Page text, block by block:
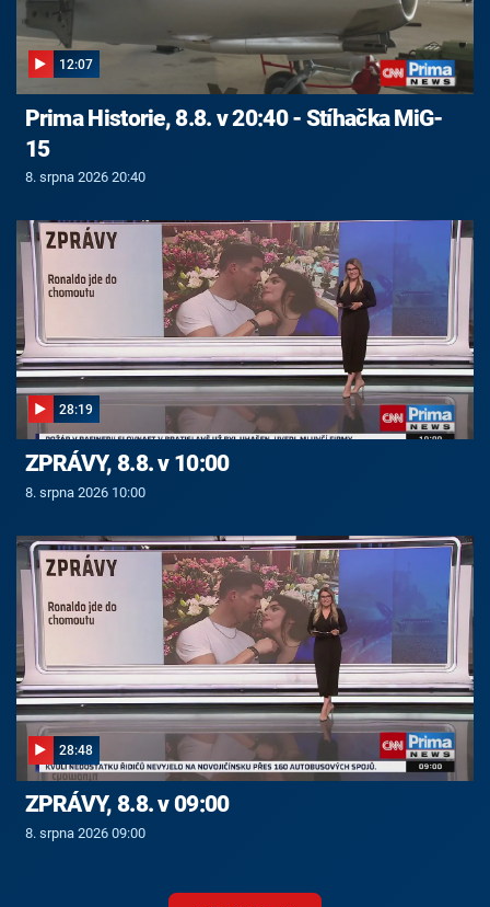
12:07
Prima Historie, 8.8. v 20:40 - Stíhačka MiG-
15
8. srpna 2026 20:40
28:19
ZPRÁVY, 8.8. v 10:00
8. srpna 2026 10:00
28:48
ZPRÁVY, 8.8. v 09:00
8. srpna 2026 09:00